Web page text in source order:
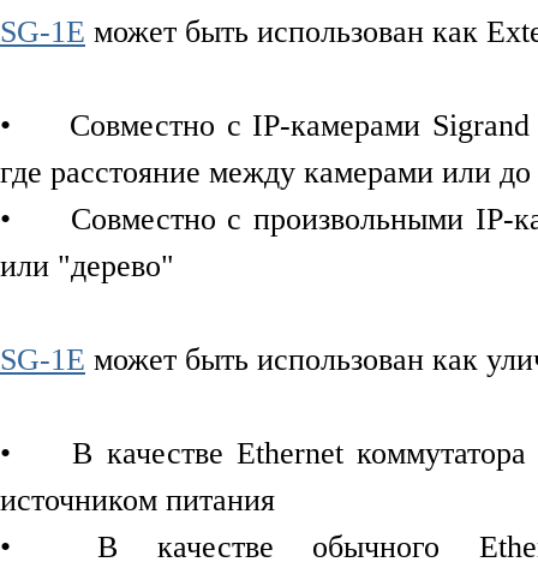
SG-1E может быть использован как
•
Совместно с IP-камерами Sigrand
где расстояние между камерами или
•
Совместно с произвольными IP-
или "дерево"
SG-1E может быть использован как
•
В качестве Ethernet
источником питания
•
В качестве обычного